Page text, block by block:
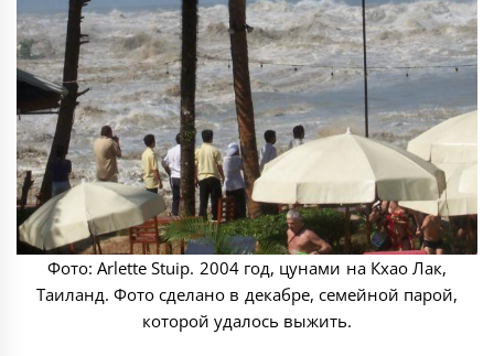
Фото: Arlette Stuip. 2004 год, цунами на Кхао Лак,
Таиланд. Фото сделано в декабре, семейной парой,
которой удалось выжить.